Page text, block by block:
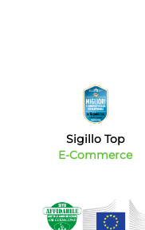
Sigillo Top
E-Commerce